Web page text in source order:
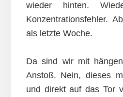
wieder hinten.
Konzentrationsfehler.
als letzte Woche.
Da sind wir mit
Anstoß. Nein, dieses
und direkt auf das Tor